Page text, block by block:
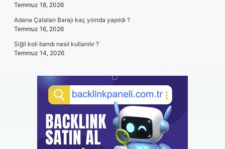
Temmuz 18, 2026
Adana Çatalan Barajı kaç yılında yapıldı ?
Temmuz 16, 2026
Siğil koli bandı nasıl kullanılır ?
Temmuz 14, 2026